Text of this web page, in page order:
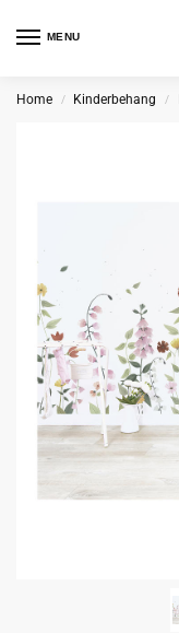
MENU
Home / Kinderbehang /